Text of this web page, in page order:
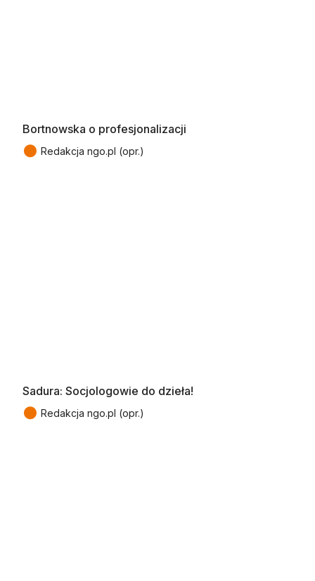
Bortnowska o profesjonalizacji
● Redakcja ngo.pl (opr.)
Sadura: Socjologowie do dzieła!
● Redakcja ngo.pl (opr.)